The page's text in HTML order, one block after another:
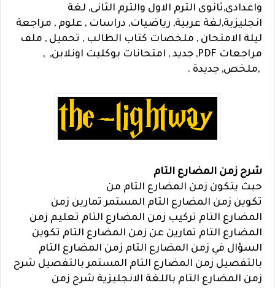
واعدادى,ثانوى الترم الاول والترم الثانى, لغة
انجليزية,لغة عربية, رياضيات, دراسات , علوم , مراجعة
ليلة الامتحان , ملخصات كتاب الطالب , تحميل , ملف
مراجعات PDF, جديد , امتحانات بوكليت اونلابن, ,
,ملخص, جديدة .
شرح زمن المضارع التام
حيث يتكون زمن المضارع التام من
تكوين زمن المضارع التام المستمر تمارين زمن
المضارع التام تركيب زمن المضارع التام تعليم زمن
المضارع التام تمارين عن زمن المضارع التام تكوين
السؤال في زمن المضارع التام زمن المضارع التام
بالتفصيل زمن المضارع التام المستمر بالتفصيل شرح
زمن المضارع التام باللغة الانجليزية شرح زمن